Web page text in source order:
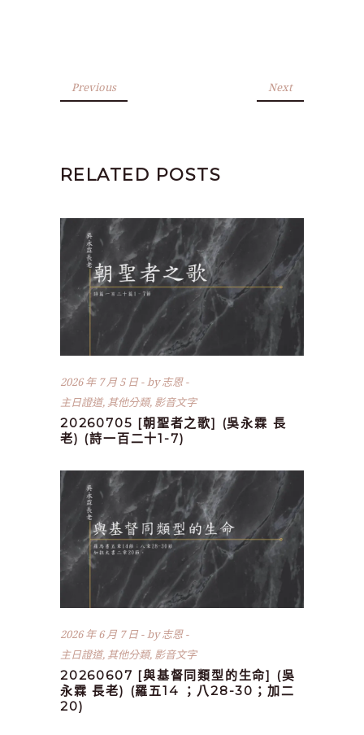
Previous Next
RELATED POSTS
2026 年 7 月 5 日 by志恩
主日證道, 其他分類, 影音文字
20260705 [朝聖者之歌] (吳永霖 長
老) (詩一百二十1-7)
2026 年 6 月 7 日 by志恩
主日證道, 其他分類, 影音文字
20260607 [與基督同類型的生命] (吳
永霖 長老) (羅五14 ；八28-30；加二
20)